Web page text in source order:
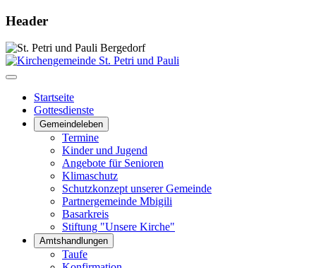
Header
Startseite
Gottesdienste
Gemeindeleben
Termine
Kinder und Jugend
Angebote für Senioren
Klimaschutz
Schutzkonzept unserer Gemeinde
Partnergemeinde Mbigili
Basarkreis
Stiftung "Unsere Kirche"
Amtshandlungen
Taufe